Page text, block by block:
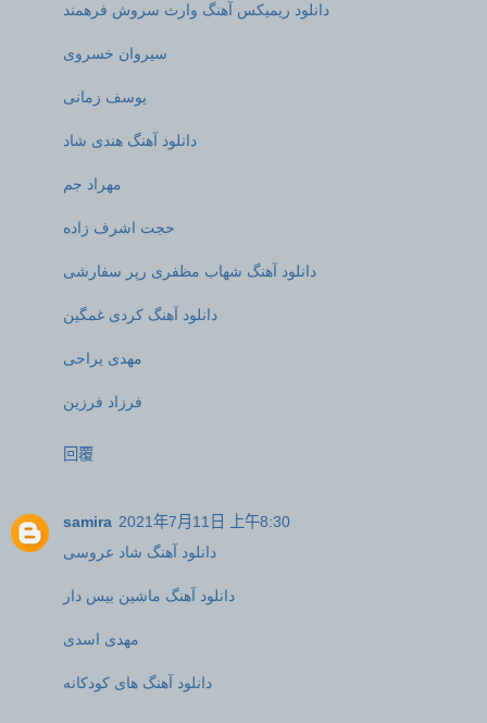
دانلود ریمیکس آهنگ وارث سروش فرهمند
سیروان خسروی
یوسف زمانی
دانلود آهنگ هندی شاد
مهراد جم
حجت اشرف زاده
دانلود آهنگ شهاب مظفری رپر سفارشی
دانلود آهنگ کردی غمگین
مهدی یراحی
فرزاد فرزین
回覆
samira 2021年7月11日 上午8:30
دانلود آهنگ شاد عروسی
دانلود آهنگ ماشین بیس دار
مهدی اسدی
دانلود آهنگ های کودکانه